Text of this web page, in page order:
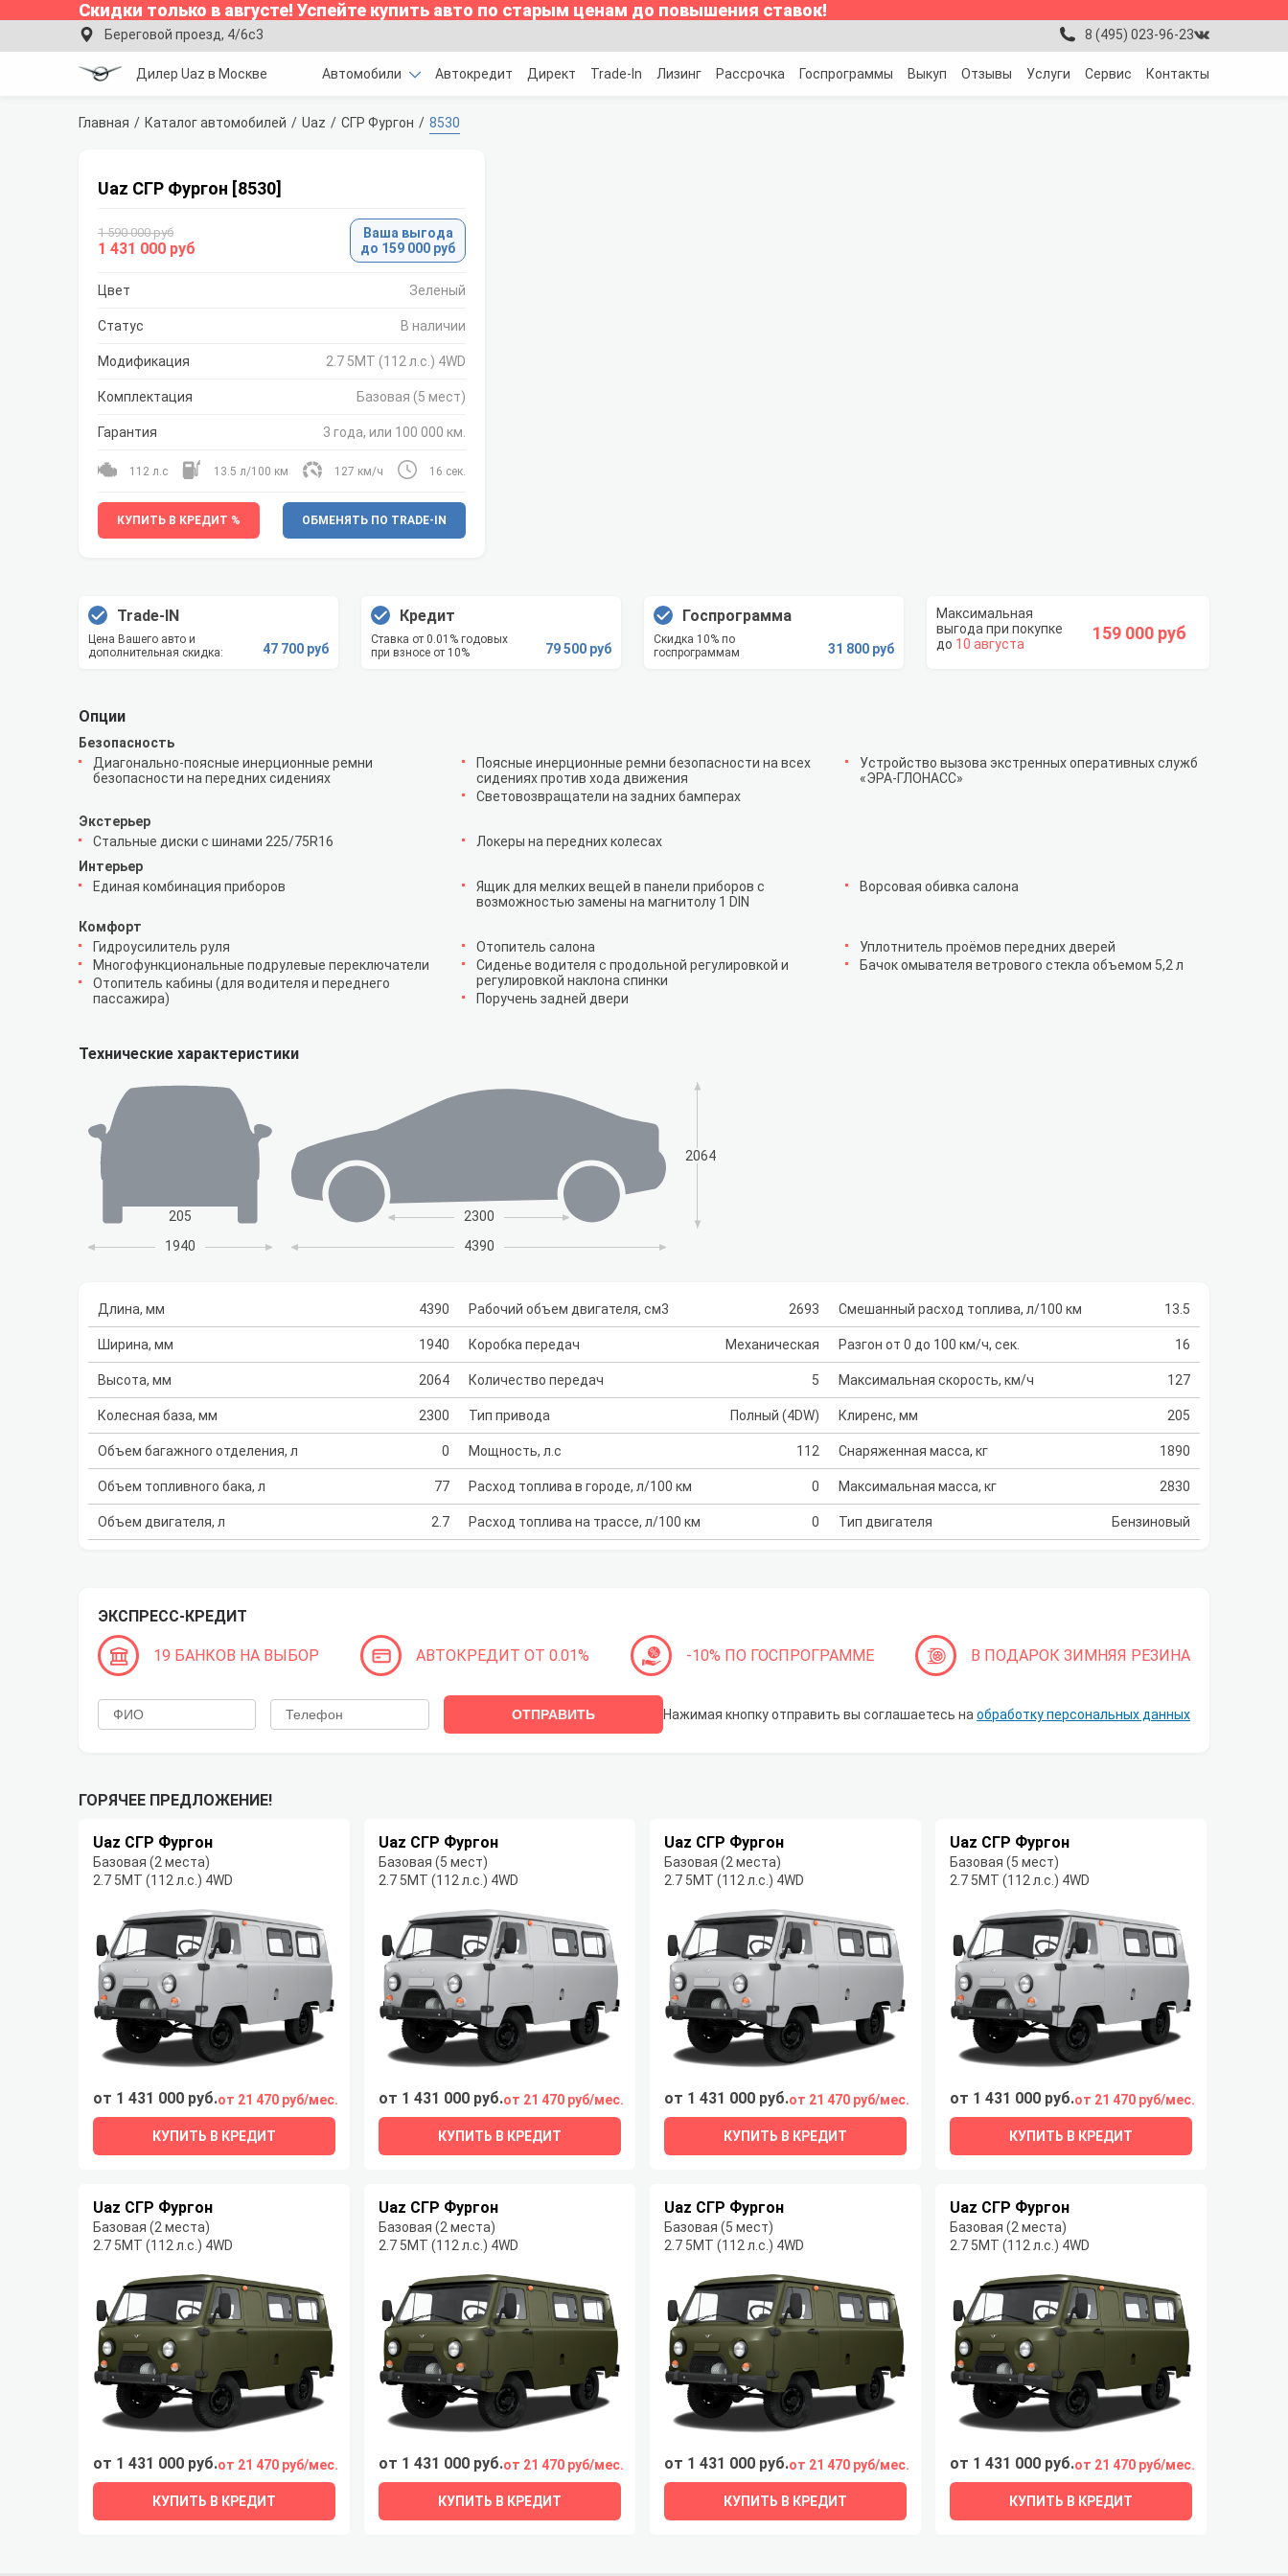
Скидки только в августе! Успейте купить авто по старым ценам до повышения ставок!
Береговой проезд, 4/6с3 8 (495) 023-96-23
Дилер Uaz в Москве Автомобили Автокредит Директ Trade-In Лизинг Рассрочка Госпрограммы Выкуп Отзывы Услуги Сервис Контакты
Главная Каталог автомобилей Uaz СГР Фургон 8530
Uaz СГР Фургон [8530]
1 590 000 руб
1 431 000 руб
Ваша выгода
до 159 000 руб
Цвет Зеленый
Статус В наличии
Модификация 2.7 5MT (112 л.с.) 4WD
Комплектация Базовая (5 мест)
Гарантия 3 года, или 100 000 км.
112 л.с 13.5 л/100 км 127 км/ч 16 сек.
КУПИТЬ В КРЕДИТ % ОБМЕНЯТЬ ПО TRADE-IN
Trade-IN
Цена Вашего авто и
дополнительная скидка:
47 700 руб
Кредит
Ставка от 0.01% годовых
при взносе от 10%
79 500 руб
Госпрограмма
Скидка 10% по
госпрограммам
31 800 руб 10 августа
159 000 руб
Опции
Безопасность
Диагонально-поясные инерционные ремни
безопасности на передних сидениях
Поясные инерционные ремни безопасности на всех
сидениях против хода движения
Световозвращатели на задних бамперах
Устройство вызова экстренных оперативных служб
«ЭРА-ГЛОНАСС»
Экстерьер
Стальные диски с шинами 225/75R16
Локеры на передних колесах
Интерьер
Единая комбинация приборов
Ящик для мелких вещей в панели приборов с
возможностью замены на магнитолу 1 DIN
Ворсовая обивка салона
Комфорт
Гидроусилитель руля
Многофункциональные подрулевые переключатели
Отопитель кабины (для водителя и переднего
пассажира)
Отопитель салона
Сиденье водителя с продольной регулировкой и
регулировкой наклона спинки
Поручень задней двери
Уплотнитель проёмов передних дверей
Бачок омывателя ветрового стекла объемом 5,2 л
Технические характеристики
205
1940
2300
2064
4390
Длина, мм 4390
Ширина, мм 1940
Высота, мм 2064
Колесная база, мм 2300
Объем багажного отделения, л 0
Объем топливного бака, л 77
Объем двигателя, л 2.7
Рабочий объем двигателя, см3 2693
Коробка передач Механическая
Количество передач 5
Тип привода Полный (4DW)
Мощность, л.с 112
Расход топлива в городе, л/100 км 0
Расход топлива на трассе, л/100 км 0
Смешанный расход топлива, л/100 км 13.5
Разгон от 0 до 100 км/ч, сек. 16
Максимальная скорость, км/ч 127
Клиренс, мм 205
Снаряженная масса, кг 1890
Максимальная масса, кг 2830
Тип двигателя Бензиновый
ЭКСПРЕСС-КРЕДИТ
19 БАНКОВ НА ВЫБОР АВТОКРЕДИТ ОТ 0.01% -10% ПО ГОСПРОГРАММЕ В ПОДАРОК ЗИМНЯЯ РЕЗИНА
ОТПРАВИТЬ Нажимая кнопку отправить вы соглашаетесь на обработку персональных данных
ГОРЯЧЕЕ ПРЕДЛОЖЕНИЕ!
Uaz СГР Фургон
Базовая (2 места)
2.7 5MT (112 л.с.) 4WD
от 1 431 000 руб.от 21 470 руб/мес.
КУПИТЬ В КРЕДИТ
Uaz СГР Фургон
Базовая (5 мест)
2.7 5MT (112 л.с.) 4WD
от 1 431 000 руб.от 21 470 руб/мес.
КУПИТЬ В КРЕДИТ
Uaz СГР Фургон
Базовая (2 места)
2.7 5MT (112 л.с.) 4WD
от 1 431 000 руб.от 21 470 руб/мес.
КУПИТЬ В КРЕДИТ
Uaz СГР Фургон
Базовая (5 мест)
2.7 5MT (112 л.с.) 4WD
от 1 431 000 руб.от 21 470 руб/мес.
КУПИТЬ В КРЕДИТ
Uaz СГР Фургон
Базовая (2 места)
2.7 5MT (112 л.с.) 4WD
от 1 431 000 руб.от 21 470 руб/мес.
КУПИТЬ В КРЕДИТ
Uaz СГР Фургон
Базовая (2 места)
2.7 5MT (112 л.с.) 4WD
от 1 431 000 руб.от 21 470 руб/мес.
КУПИТЬ В КРЕДИТ
Uaz СГР Фургон
Базовая (5 мест)
2.7 5MT (112 л.с.) 4WD
от 1 431 000 руб.от 21 470 руб/мес.
КУПИТЬ В КРЕДИТ
Uaz СГР Фургон
Базовая (2 места)
2.7 5MT (112 л.с.) 4WD
от 1 431 000 руб.от 21 470 руб/мес.
КУПИТЬ В КРЕДИТ